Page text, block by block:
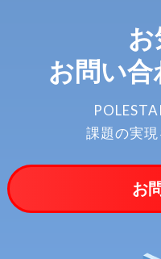
お問い
課題の実
お